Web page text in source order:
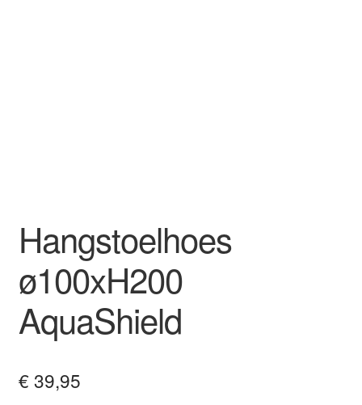
Hangstoelhoes
ø100xH200
AquaShield
€ 39,95